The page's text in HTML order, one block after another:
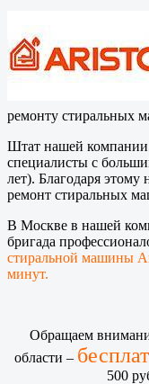
ремонту стиральных
Штат нашей компании
специалисты с
лет). Благодаря этому
ремонт стиральных
В Москве в нашей
бригада
стиральной машины
минут.
Обращаем
области –
500